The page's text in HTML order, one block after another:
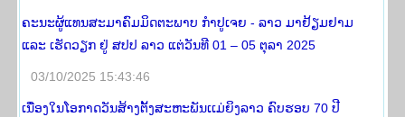
ຄະນະຜູ້ແທນສະມາຄົມມິດຕະພາບ ກໍາປູເຈຍ - ລາວ ມາຢ້ຽມຢາມ
ແລະ ເຮັດວຽກ ຢູ່ ສປປ ລາວ ແຕ່ວັນທີ 01 – 05 ຕຸລາ 2025
03/10/2025 15:43:46
ເນື່ອງໃນໂອກາດວັນສ້າງຕັ້ງສະຫະພັນເເມ່ຍິງລາວ ຄົບຮອບ 70 ປີ